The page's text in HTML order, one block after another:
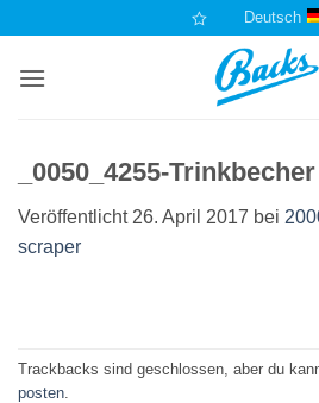
springen
Deutsch
_0050_4255-
Veröffentlicht 26. April 2017 bei
scraper
Trackbacks sind geschlossen, aber du
posten